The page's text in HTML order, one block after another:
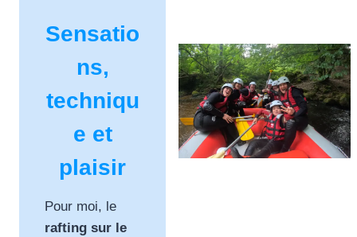
Sensatio
ns,
techniqu
e et
plaisir
Pour moi, le
rafting sur le